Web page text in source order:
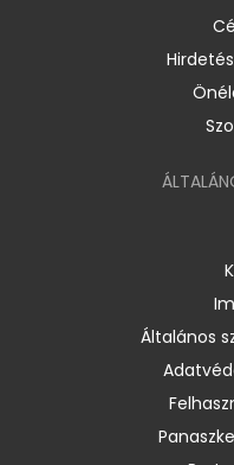
Általános